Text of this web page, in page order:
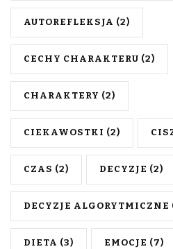
AUTOREFLEKSJA (2)
CECHY CHARAKTERU (2)
CHARAKTERY (2)
CIEKAWOSTKI (2)
CZAS (2) DECYZJE (2)
DECYZJE ALGORYTMICZNE
DIETA (3) EMOCJE (7)